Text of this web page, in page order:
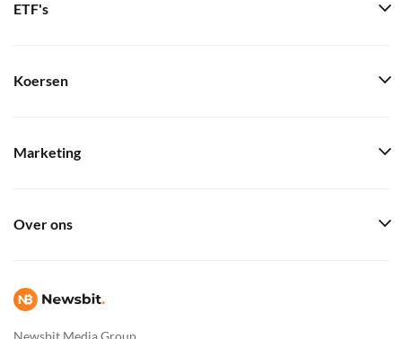
Newsbit Media Group
ETF's
Koersen
Marketing
Over ons